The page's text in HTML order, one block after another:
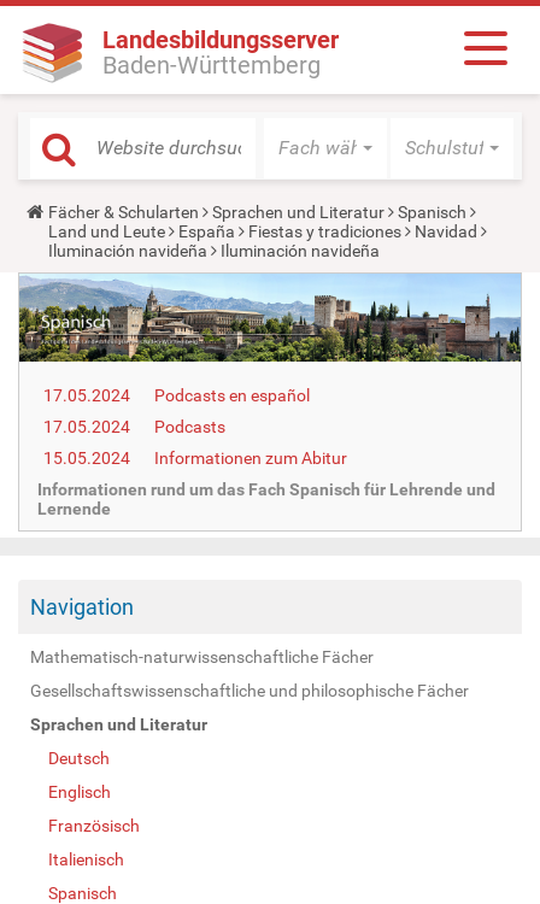
Landesbildungsserver
Baden-Württemberg
Fach wählen Schulstufe
Y
o
u
a
r
e
h
e
r
:
Fächer & Schularten Sprachen und Literatur
Spanisch
Land und Leute
España Fiestas y tradiciones
Navidad
Iluminación navideña
Iluminación navideña
17.05.2024
Podcasts en español
17.05.2024
Podcasts
15.05.2024
Informationen zum Abitur
Informationen rund um das Fach Spanisch für Lehrende und
Lernende
Navigation
Mathematisch-naturwissenschaftliche Fächer
Gesellschaftswissenschaftliche und philosophische Fächer
Sprachen und Literatur
Deutsch
Englisch
Französisch
Italienisch
Spanisch